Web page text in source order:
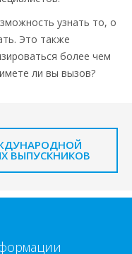
узнать то, о
Это также
более чем
ли вы вызов?
ВЫПУСКНИКОВ